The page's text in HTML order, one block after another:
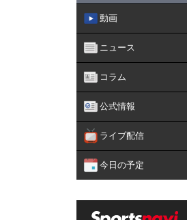
動画
ニュース
コラム
公式情報
ライブ配信
今日の予定